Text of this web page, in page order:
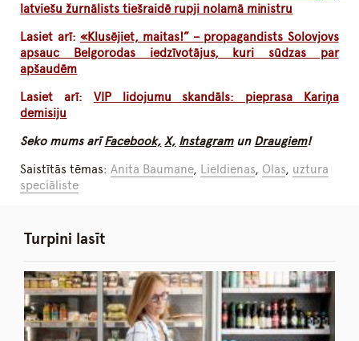
latviešu žurnālists tiešraidē rupji nolamā ministru
Lasiet arī: «Klusējiet, maitas!” – propagandists Solovjovs
apsauc Belgorodas iedzīvotājus, kuri sūdzas par
apšaudēm
Lasiet arī: VIP lidojumu skandāls: pieprasa Kariņa
demisiju
Seko mums arīFacebook, X, Instagramun Draugiem!
Saistītās tēmas:Anita Baumane, Lieldienas, Olas, uztura
speciāliste
Turpini lasīt